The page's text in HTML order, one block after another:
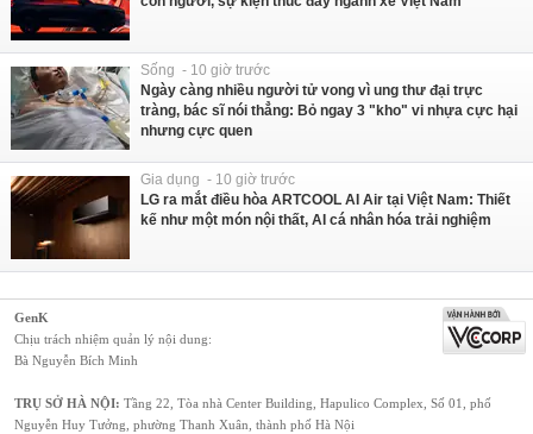
Sống - 10 giờ trước
Ngày càng nhiều người tử vong vì ung thư đại trực
tràng, bác sĩ nói thẳng: Bỏ ngay 3 "kho" vi nhựa cực hại
nhưng cực quen
Gia dụng - 10 giờ trước
LG ra mắt điều hòa ARTCOOL AI Air tại Việt Nam: Thiết
kế như một món nội thất, AI cá nhân hóa trải nghiệm
GenK
Chịu trách nhiệm quản lý nội dung:
Bà Nguyễn Bích Minh
TRỤ SỞ HÀ NỘI: Tầng 22, Tòa nhà Center Building, Hapulico Complex, Số 01, phố
Nguyễn Huy Tưởng, phường Thanh Xuân, thành phố Hà Nội